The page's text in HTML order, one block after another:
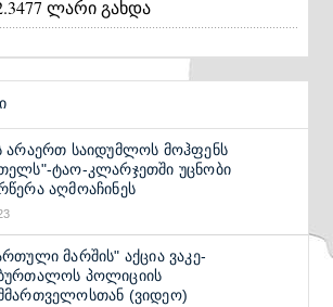
ლარი გახდა
არაერთ საიდუმლოს მოჰფენს
ტაო-კლარჯეთში უცნობი
აღმოაჩინეს
მარშის" აქცია ვაკე-
პოლიციის
(ვიდეო)